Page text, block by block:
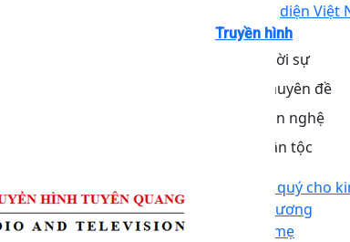
diện Việt
Truyền hình
Thời sự
Chuyên đề
Văn nghệ
Dân tộc
Giữ vốn quý cho
tế địa phương
Ơn cha mẹ